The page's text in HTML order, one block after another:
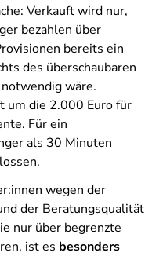
Verkauft wird nur,
bezahlen über
bereits ein
des überschaubaren
wäre.
um die 2.000 Euro für
Für ein
als 30 Minuten
wegen der
der Beratungsqualität
nur über begrenzte
ist es besonders